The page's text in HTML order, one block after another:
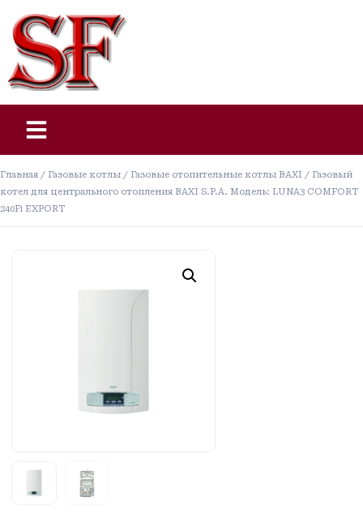
Главная / Газовые котлы / Газовые отопительные котлы BAXI / Газовый
котел для центрального отопления BAXI S.P.A. Модель: LUNA3 COMFORT
240Fi EXPORT